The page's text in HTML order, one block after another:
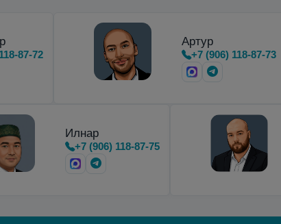
87-72
Артур
+7 (906) 118-87-73
Илнар
+7 (906) 118-87-75